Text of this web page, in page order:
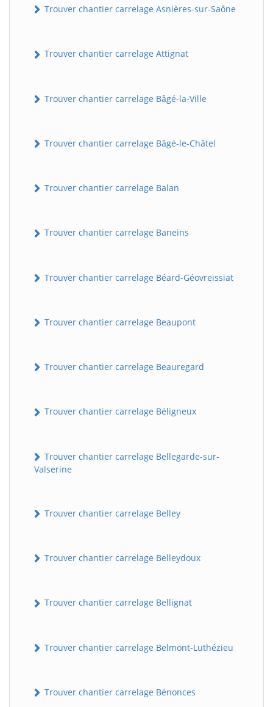
Trouver chantier carrelage Asnières-sur-Saône
Trouver chantier carrelage Attignat
Trouver chantier carrelage Bâgé-la-Ville
Trouver chantier carrelage Bâgé-le-Châtel
Trouver chantier carrelage Balan
Trouver chantier carrelage Baneins
Trouver chantier carrelage Béard-Géovreissiat
Trouver chantier carrelage Beaupont
Trouver chantier carrelage Beauregard
Trouver chantier carrelage Béligneux
Trouver chantier carrelage Bellegarde-sur-
Valserine
Trouver chantier carrelage Belley
Trouver chantier carrelage Belleydoux
Trouver chantier carrelage Bellignat
Trouver chantier carrelage Belmont-Luthézieu
Trouver chantier carrelage Bénonces